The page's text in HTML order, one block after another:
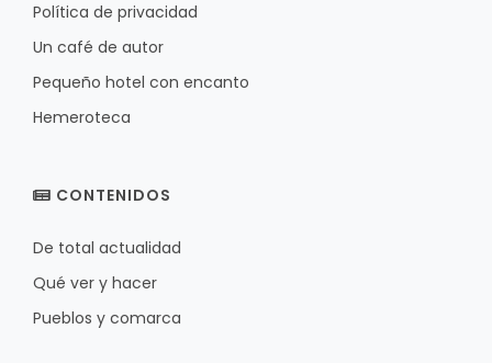
Política de privacidad
Un café de autor
Pequeño hotel con encanto
Hemeroteca
CONTENIDOS
De total actualidad
Qué ver y hacer
Pueblos y comarca